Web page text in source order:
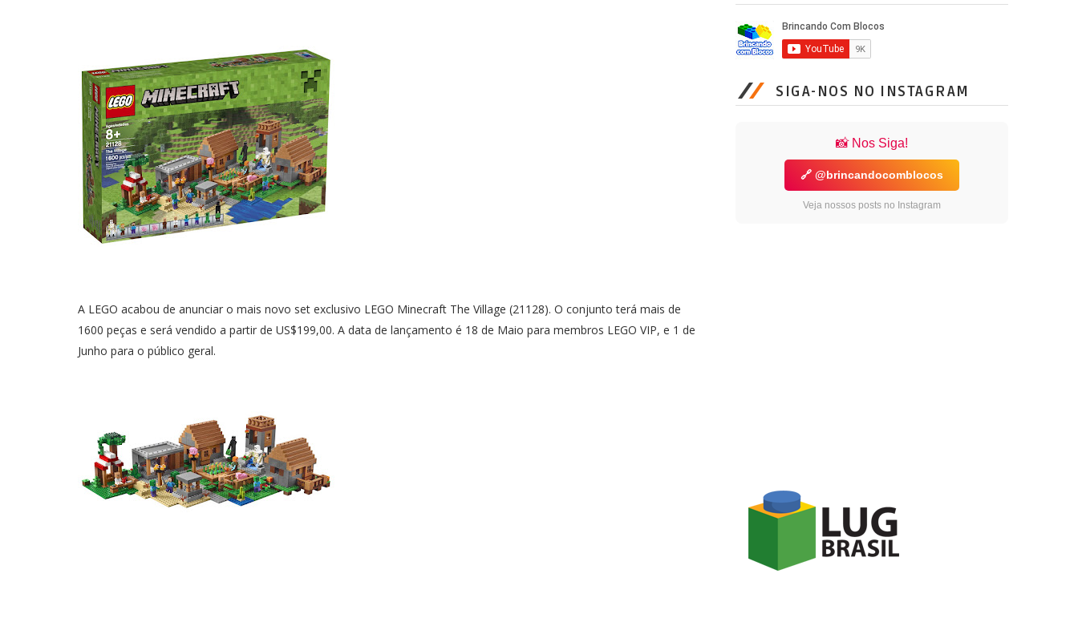
A LEGO acabou de anunciar o mais novo set exclusivo LEGO Minecraft The Village (21128). O conjunto terá mais de
1600 peças e será vendido a partir de US$199,00. A data de lançamento é 18 de Maio para membros LEGO VIP, e 1 de
Junho para o público geral.
SIGA-NOS NO INSTAGRAM
📸 Nos Siga!
🔗 @brincandocomblocos
Veja nossos posts no Instagram